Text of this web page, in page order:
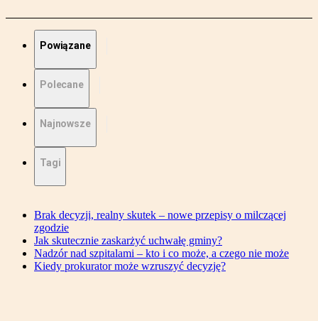
Powiązane
Polecane
Najnowsze
Tagi
Brak decyzji, realny skutek – nowe przepisy o milczącej
zgodzie
Jak skutecznie zaskarżyć uchwałę gminy?
Nadzór nad szpitalami – kto i co może, a czego nie może
Kiedy prokurator może wzruszyć decyzję?